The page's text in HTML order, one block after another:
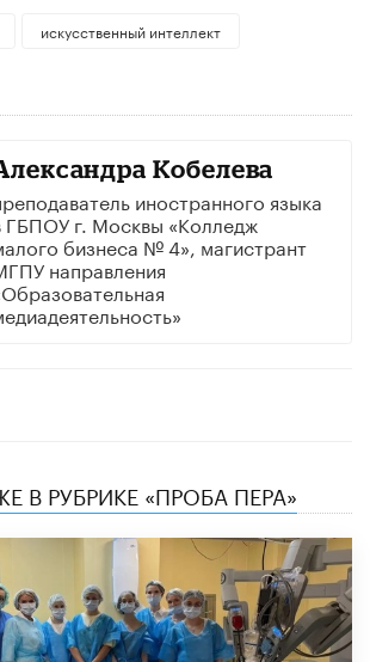
искусственный интеллект
Кобелева
иностранного языка
ГБПОУ г. Москвы «Колледж
бизнеса № 4», магистрант
направления
В РУБРИКЕ «ПРОБА ПЕРА»